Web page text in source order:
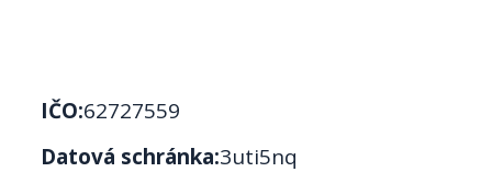
IČO:62727559
Datová schránka:3uti5nq